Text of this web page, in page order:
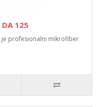
DA 125
je profesionalni mikrofiber